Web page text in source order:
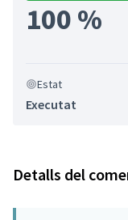
100 %
Estat
Executat
Detalls del